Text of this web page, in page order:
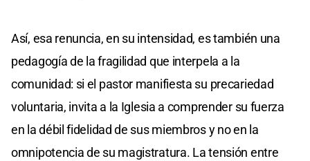
Así, esa renuncia, en su intensidad, es también una
pedagogía de la fragilidad que interpela a la
comunidad: si el pastor manifiesta su precariedad
voluntaria, invita a la Iglesia a comprender su fuerza
en la débil fidelidad de sus miembros y no en la
omnipotencia de su magistratura. La tensión entre